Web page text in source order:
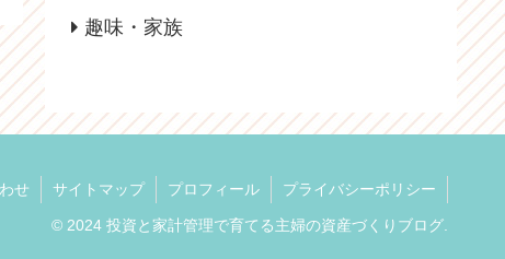
趣味・家族
せ サイトマップ プロフィール プライバシーポリシー
© 2024 投資と家計管理で育てる主婦の資産づくりブログ.